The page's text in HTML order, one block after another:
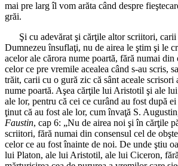
mai pre larg îl vom arăta când despre
grăi.
Şi cu adevărat şi cărţile altor scriitori,
Dumnezeu însuflaţi, nu de airea le ştim şi le
acelor ale cărora nume poartă, fără numai din
celor ce pre vremile acealea când s-au scris,
trăit, carii cu o gură zic că sânt aceale scrisori
nume poartă. Aşea cărţile lui Aristotil şi ale
ale lor, pentru că cei ce curând au fost după
ţinut că au fost ale lor, cum învaţă S.
Faustin, cap 6: „Nu de airea noi şi în cărţile
scriitori, fără numai din consensul cel de
celor ce au fost înainte de noi. De unde ştiu
lui Platon, ale lui Aristotil, ale lui Ciceron,